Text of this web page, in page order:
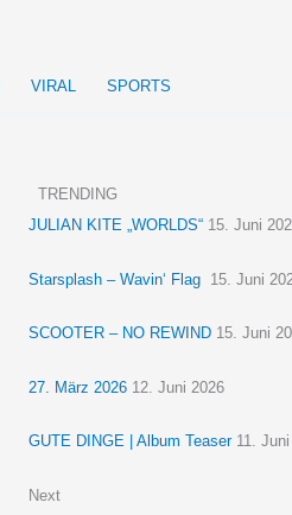
VIRAL SPORTS
TRENDING
JULIAN KITE „WORLDS“ 15. Juni
Starsplash – Wavin‘ Flag 15. Juni
SCOOTER – NO REWIND 15. Juni
27. März 2026 12. Juni 2026
GUTE DINGE | Album Teaser 11.
Next